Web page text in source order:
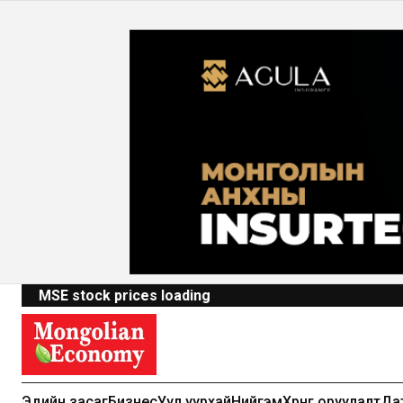
MSE stock prices loading